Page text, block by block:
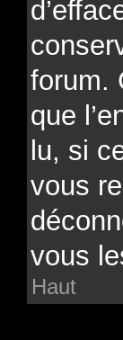
forum.
que
lu, si
vous
vous
Haut